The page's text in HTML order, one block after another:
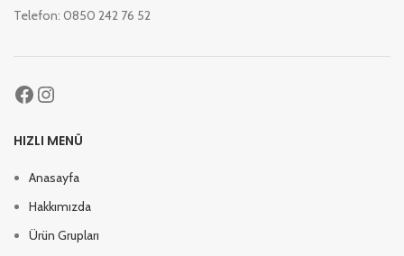
Telefon: 0850 242 76 52
HIZLI MENÜ
Anasayfa
Hakkımızda
Ürün Grupları